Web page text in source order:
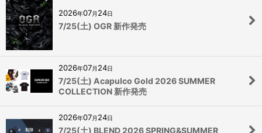
2026年07月 24日
7/25(土) OGR 新作発売
2026年07月 24日
7/25(土) Acapulco Gold 2026 SUMMER
COLLECTION 新作発売
2026年07月 24日
7/25(土) BLEND 2026 SPRING&SUMMER